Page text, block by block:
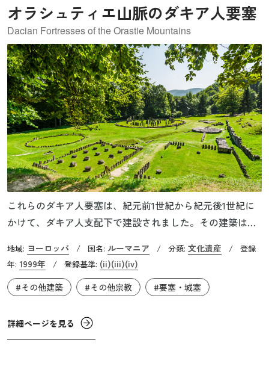
オラシュティエ山脈のダキア人要塞
Dacian Fortresses of the Orastie Mountains
これらのダキア人要塞は、紀元前1世紀から紀元後1世紀に
かけて、ダキア人支配下で建設されました。その建築は、
融合を示しており、軍事建築と宗教建築を組み合わせた独
自の様式を生み出しています。この要塞群は、古典世界内
外からの軍事建築の技術と概念が融合して独特のスタイル
地域: ヨーロッパ / 国名: ルーマニア / 分類: 文化遺産 /
登録
年: 1999年 / 登録基準: (ii)(iii)(iv)
#その他建築
#その他宗教 #要塞・城塞
詳細ページを見る